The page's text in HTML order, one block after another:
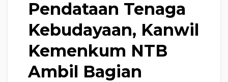
Pendataan Tenaga
Kebudayaan, Kanwil
Kemenkum NTB
Ambil Bagian